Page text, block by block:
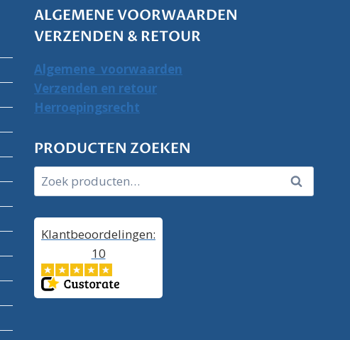
ALGEMENE VOORWAARDEN
VERZENDEN & RETOUR
Algemene voorwaarden
Verzenden en retour
Herroepingsrecht
PRODUCTEN ZOEKEN
Zoeken
naar:
Zoeken
Klantbeoordelingen:
10